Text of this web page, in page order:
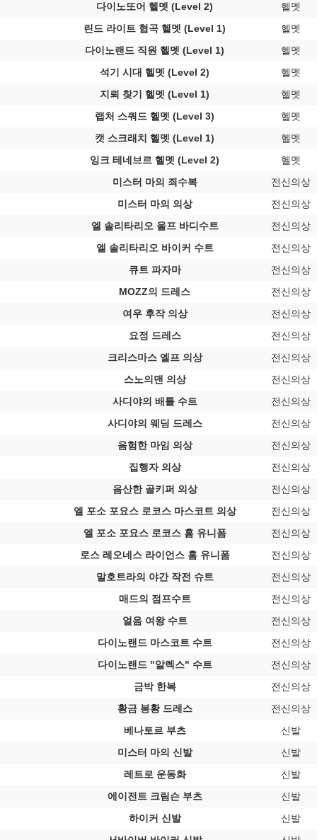
다이노또어 헬멧 (Level 2)
헬멧
린드 라이트 협곡 헬멧 (Level 1)
헬멧
다이노랜드 직원 헬멧 (Level 1)
헬멧
석기 시대 헬멧 (Level 2)
헬멧
지뢰 찾기 헬멧 (Level 1)
헬멧
랩처 스쿼드 헬멧 (Level 3)
헬멧
캣 스크래치 헬멧 (Level 1)
헬멧
잉크 테네브르 헬멧 (Level 2)
헬멧
미스터 마의 죄수복
전신의상
미스터 마의 의상
전신의상
엘 솔리타리오 울프 바디수트
전신의상
엘 솔리타리오 바이커 수트
전신의상
큐트 파자마
전신의상
MOZZ의 드레스
전신의상
여우 후작 의상
전신의상
요정 드레스
전신의상
크리스마스 엘프 의상
전신의상
스노의맨 의상
전신의상
사디야의 배틀 수트
전신의상
사디야의 웨딩 드레스
전신의상
음험한 마임 의상
전신의상
집행자 의상
전신의상
음산한 골키퍼 의상
전신의상
엘 포소 포요스 로코스 마스코트 의상
전신의상
엘 포소 포요스 로코스 홈 유니폼
전신의상
로스 레오네스 라이언스 홈 유니폼
전신의상
말호트라의 야간 작전 슈트
전신의상
매드의 점프수트
전신의상
얼음 여왕 수트
전신의상
다이노랜드 마스코트 수트
전신의상
다이노랜드 "알렉스" 수트
전신의상
금박 한복
전신의상
황금 봉황 드레스
전신의상
베나토르 부츠
신발
미스터 마의 신발
신발
레트로 운동화
신발
에이전트 크림슨 부츠
신발
하이커 신발
신발